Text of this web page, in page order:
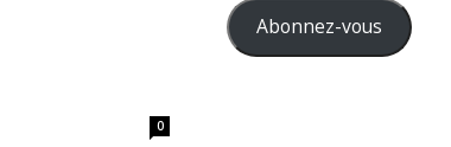
0
Abonnez-vous